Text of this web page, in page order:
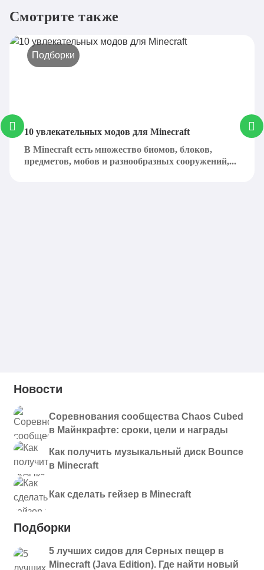
Смотрите также
Подборки
10 увлекательных модов для Minecraft
В Minecraft есть множество биомов, блоков,
предметов, мобов и разнообразных сооружений,...
Новости
Соревнования сообщества Chaos Cubed
в Майнкрафте: сроки, цели и награды
Как получить музыкальный диск Bounce
в Minecraft
Как сделать гейзер в Minecraft
Подборки
5 лучших сидов для Серных пещер в
Minecraft (Java Edition). Где найти новый